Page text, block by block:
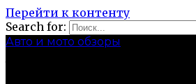
Перейти к контенту
Search for:
Авто и мото обзоры